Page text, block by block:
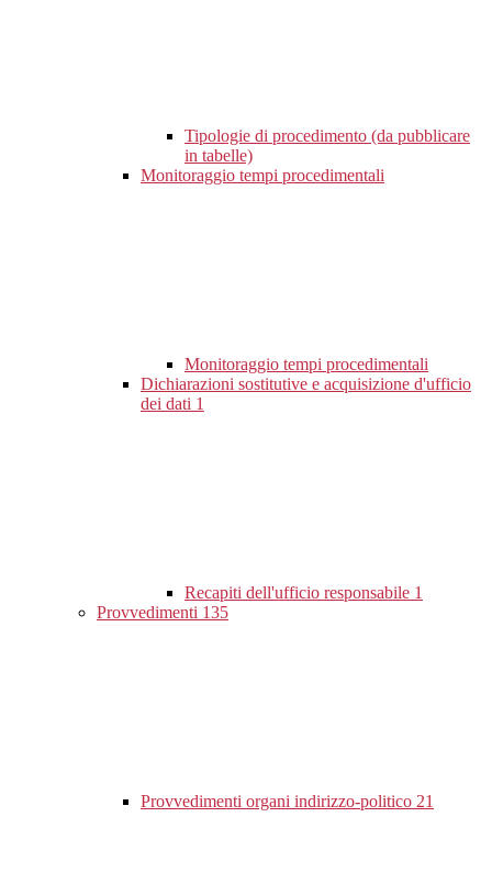
Tipologie di procedimento (da pubblicare
in tabelle)
Monitoraggio tempi procedimentali
Monitoraggio tempi procedimentali
Dichiarazioni sostitutive e acquisizione d'ufficio
dei dati 1
Recapiti dell'ufficio responsabile 1
Provvedimenti 135
Provvedimenti organi indirizzo-politico 21